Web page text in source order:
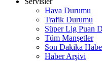
Hava Durumu
Trafik Durumu
Süper Lig Puan
Tüm Manşetler
Son Dakika
Haber Arşivi